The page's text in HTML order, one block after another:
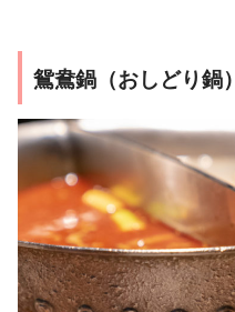
鴛鴦鍋（おしどり鍋）